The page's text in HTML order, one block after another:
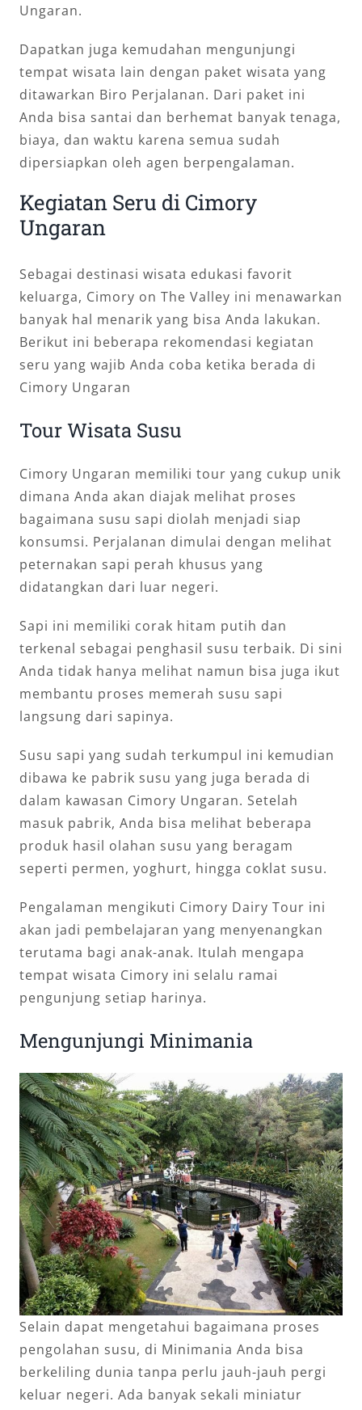
Ungaran.
Dapatkan juga kemudahan mengunjungi
tempat wisata lain dengan paket wisata yang
ditawarkan Biro Perjalanan. Dari paket ini
Anda bisa santai dan berhemat banyak tenaga,
biaya, dan waktu karena semua sudah
dipersiapkan oleh agen berpengalaman.
Kegiatan Seru di Cimory
Ungaran
Sebagai destinasi wisata edukasi favorit
keluarga, Cimory on The Valley ini menawarkan
banyak hal menarik yang bisa Anda lakukan.
Berikut ini beberapa rekomendasi kegiatan
seru yang wajib Anda coba ketika berada di
Cimory Ungaran
Tour Wisata Susu
Cimory Ungaran memiliki tour yang cukup unik
dimana Anda akan diajak melihat proses
bagaimana susu sapi diolah menjadi siap
konsumsi. Perjalanan dimulai dengan melihat
peternakan sapi perah khusus yang
didatangkan dari luar negeri.
Sapi ini memiliki corak hitam putih dan
terkenal sebagai penghasil susu terbaik. Di sini
Anda tidak hanya melihat namun bisa juga ikut
membantu proses memerah susu sapi
langsung dari sapinya.
Susu sapi yang sudah terkumpul ini kemudian
dibawa ke pabrik susu yang juga berada di
dalam kawasan Cimory Ungaran. Setelah
masuk pabrik, Anda bisa melihat beberapa
produk hasil olahan susu yang beragam
seperti permen, yoghurt, hingga coklat susu.
Pengalaman mengikuti Cimory Dairy Tour ini
akan jadi pembelajaran yang menyenangkan
terutama bagi anak-anak. Itulah mengapa
tempat wisata Cimory ini selalu ramai
pengunjung setiap harinya.
Mengunjungi Minimania
Selain dapat mengetahui bagaimana proses
pengolahan susu, di Minimania Anda bisa
berkeliling dunia tanpa perlu jauh-jauh pergi
keluar negeri. Ada banyak sekali miniatur